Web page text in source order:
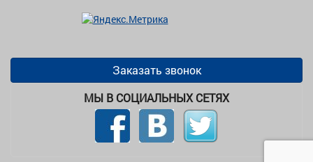
Заказать звонок
МЫ В СОЦИАЛЬНЫХ СЕТЯХ